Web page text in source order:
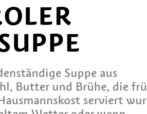
Suppe aus
Butter und Brühe, die
serviert